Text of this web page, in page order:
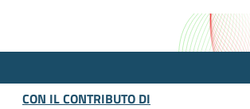
CON IL CONTRIBUTO DI